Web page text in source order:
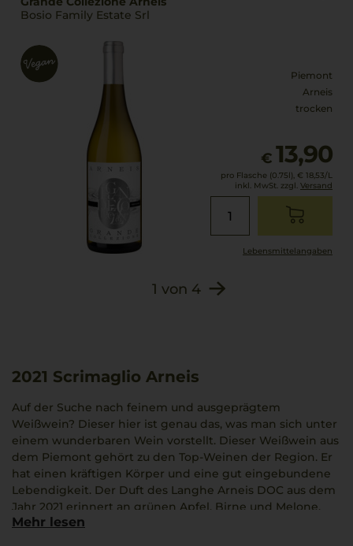
Bosio Family Estate Srl
Piemont
Arneis
trocken
€ 13,90
pro Flasche (0.75l), € 18,53/L
inkl. MwSt. zzgl. Versand
Lebensmittel­angaben
1 von 4
2021 Scrimaglio Arneis
Auf der Suche nach feinem und ausgeprägtem
Weißwein? Dieser hier ist genau das, was man sich unter
einem wunderbaren Wein vorstellt. Dieser Weißwein aus
dem Piemont gehört zu den Top-Weinen der Region. Er
hat einen kräftigen Körper und eine gut eingebundene
Lebendigkeit. Der Duft des Langhe Arneis DOC aus dem
Jahr 2021 erinnert an grünen Apfel, Birne und Melone.
Auch Aromen von Trockenblumen, Mandel und Kräutern
Mehr lesen